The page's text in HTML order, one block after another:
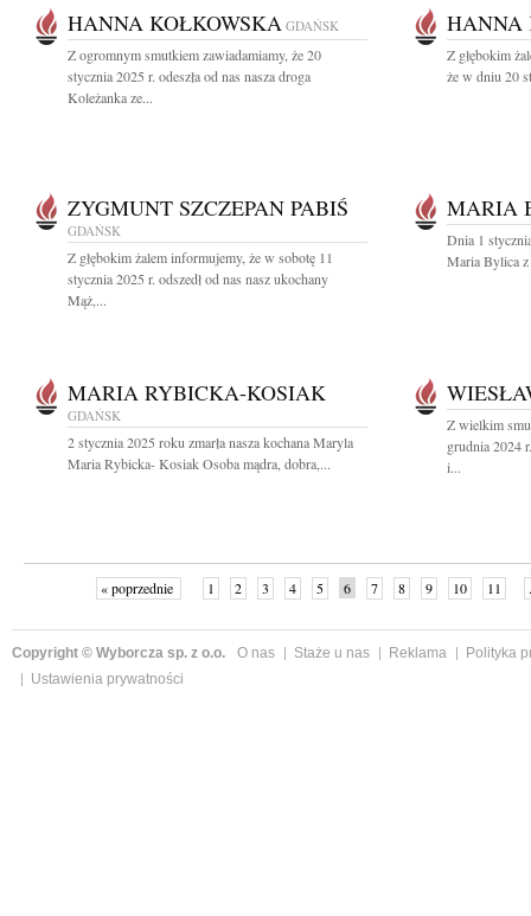
HANNA KOŁKOWSKA GDAŃSK
Z ogromnym smutkiem zawiadamiamy, że 20
stycznia 2025 r. odeszła od nas nasza droga
Koleżanka ze...
HANNA
Z głębokim
że w dniu 20
ZYGMUNT SZCZEPAN PABIŚ
GDAŃSK
Z głębokim żalem informujemy, że w sobotę 11
stycznia 2025 r. odszedł od nas nasz ukochany
Mąż,...
MARIA
Dnia 1
Maria Bylica
MARIA RYBICKA-KOSIAK
GDAŃSK
2 stycznia 2025 roku zmarła nasza kochana Maryla
Maria Rybicka- Kosiak Osoba mądra, dobra,...
Z wielkim
grudnia 2024
i...
« poprzednie 1 2 3 4 5 6 7 8 9 10 11
Copyright © Wyborcza sp. z o.o. O nas Staże u nas Reklama
Polityka
Ustawienia prywatności